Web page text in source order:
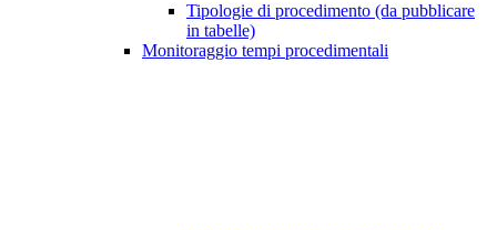
Tipologie di procedimento (da pubblicare
in tabelle)
Monitoraggio tempi procedimentali